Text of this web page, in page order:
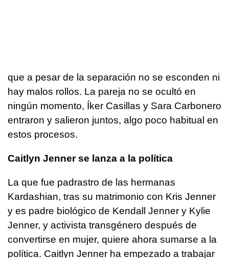
que a pesar de la separación no se esconden ni
hay malos rollos. La pareja no se ocultó en
ningún momento, Íker Casillas y Sara Carbonero
entraron y salieron juntos, algo poco habitual en
estos procesos.
Caitlyn Jenner se lanza a la política
La que fue padrastro de las hermanas
Kardashian, tras su matrimonio con Kris Jenner
y es padre biológico de Kendall Jenner y Kylie
Jenner, y activista transgénero después de
convertirse en mujer, quiere ahora sumarse a la
política. Caitlyn Jenner ha empezado a trabajar